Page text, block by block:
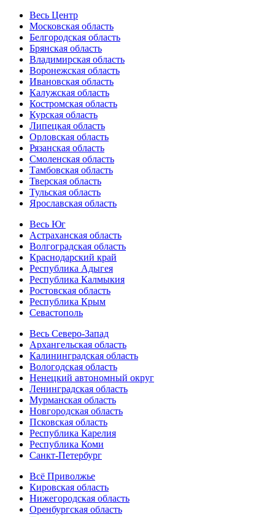
Весь Центр
Московская область
Белгородская область
Брянская область
Владимирская область
Воронежская область
Ивановская область
Калужская область
Костромская область
Курская область
Липецкая область
Орловская область
Рязанская область
Смоленская область
Тамбовская область
Тверская область
Тульская область
Ярославская область
Весь Юг
Астраханская область
Волгоградская область
Краснодарский край
Республика Адыгея
Республика Калмыкия
Ростовская область
Республика Крым
Севастополь
Весь Северо-Запад
Архангельская область
Калининградская область
Вологодская область
Ненецкий автономный округ
Ленинградская область
Мурманская область
Новгородская область
Псковская область
Республика Карелия
Республика Коми
Санкт-Петербург
Всё Приволжье
Кировская область
Нижегородская область
Оренбургская область